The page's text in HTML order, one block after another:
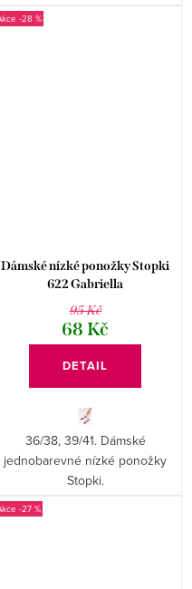
-28 %
Dámské nízké ponožky Stopki
622 Gabriella
95 Kč
68 Kč
DETAIL
36/38, 39/41. Dámské
jednobarevné nízké ponožky
Stopki.
-27 %